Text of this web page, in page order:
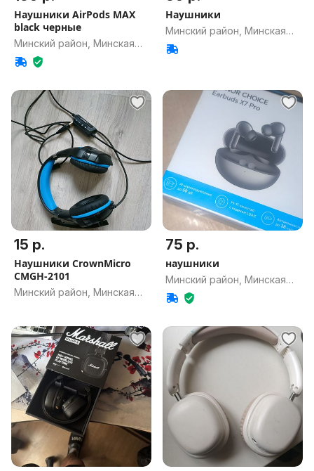
Наушники AirPods MAX
black черные
Минский район, Минская
обл.
Наушники
Минский район, Минская
обл.
15 р.
Наушники CrownMicro
CMGH-2101
Минский район, Минская
75 р.
наушники
Минский район, Минская
обл.